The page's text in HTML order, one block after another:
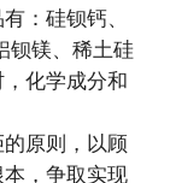
：硅钡钙、
钡镁、稀土硅
化学成分和
原则，以顾
，争取实现